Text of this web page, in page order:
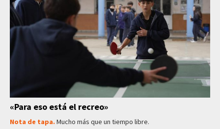
«Para eso está el recreo»
Nota de tapa. Mucho más que un tiempo libre.